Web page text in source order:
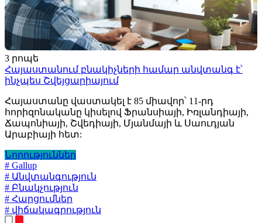
3 րոպե
Հայաստանում բնակիչների համար անվտանգ է՝
ինչպես Շվեյցարիայում
Հայաստանը վաստակել է 85 միավոր՝ 11-րդ
հորիզոնականը կիսելով Ֆրանսիայի, Իռլանդիայի,
Ճապոնիայի, Շվեդիայի, Մյանմայի և Սաուդյան
Արաբիայի հետ:
Նորություններ
# Gallup
# Անվտանգություն
# Բնակչություն
# Հարցումներ
# վիճակագրություն